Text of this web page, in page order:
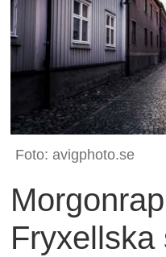
Foto: avigphoto.se
Fryxellska